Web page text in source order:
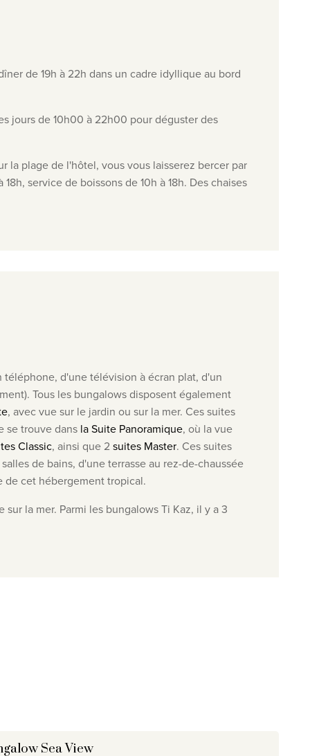
de 19h à 22h dans un cadre idyllique au bord
jours de 10h00 à 22h00 pour déguster des
la plage de l'hôtel, vous vous laisserez bercer par
service de boissons de 10h à 18h. Des chaises
d'une télévision à écran plat, d'un
Tous les bungalows disposent également
, avec vue sur le jardin ou sur la mer. Ces suites
se trouve dans la Suite Panoramique, où la vue
Classic, ainsi que 2suites Master. Ces suites
de bains, d'une terrasse au rez-de-chaussée
de cet hébergement tropical.
la mer. Parmi les bungalows Ti Kaz, il y a 3
Sea View